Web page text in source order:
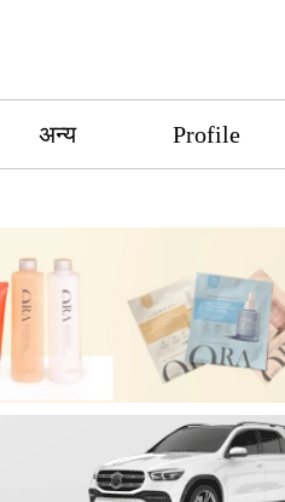
अन्य Profile